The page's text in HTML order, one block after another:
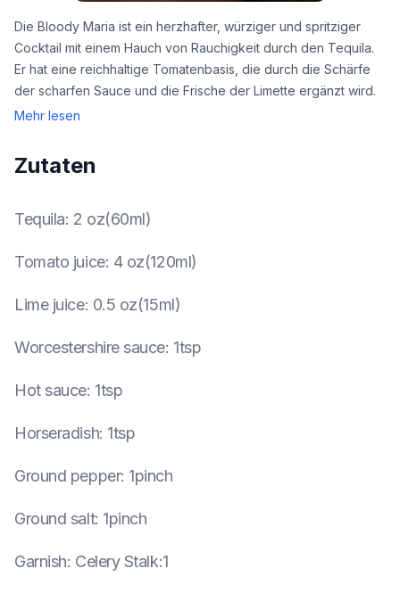
Die Bloody Maria ist ein herzhafter, würziger und spritziger
Cocktail mit einem Hauch von Rauchigkeit durch den Tequila.
Er hat eine reichhaltige Tomatenbasis, die durch die Schärfe
der scharfen Sauce und die Frische der Limette ergänzt wird.
Mehr lesen
Zutaten
Tequila: 2 oz(60ml)
Tomato juice: 4 oz(120ml)
Lime juice: 0.5 oz(15ml)
Worcestershire sauce: 1tsp
Hot sauce: 1tsp
Horseradish: 1tsp
Ground pepper: 1pinch
Ground salt: 1pinch
Garnish: Celery Stalk:1